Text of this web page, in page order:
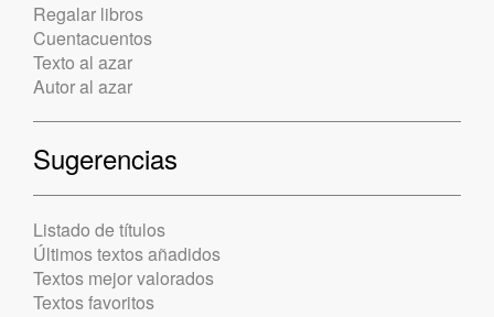
Regalar libros
Cuentacuentos
Texto al azar
Autor al azar
Sugerencias
Listado de títulos
Últimos textos añadidos
Textos mejor valorados
Textos favoritos